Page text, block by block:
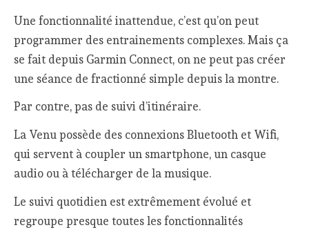
Une fonctionnalité inattendue, c’est qu’on peut
programmer des entrainements complexes. Mais ça
se fait depuis Garmin Connect, on ne peut pas créer
une séance de fractionné simple depuis la montre.
Par contre, pas de suivi d’itinéraire.
La Venu possède des connexions Bluetooth et Wifi,
qui servent à coupler un smartphone, un casque
audio ou à télécharger de la musique.
Le suivi quotidien est extrêmement évolué et
regroupe presque toutes les fonctionnalités